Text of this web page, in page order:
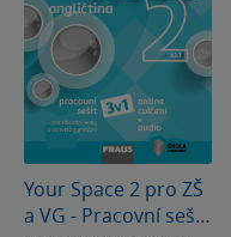
Your Space 2 pro ZŠ
a VG - Pracovní sešit